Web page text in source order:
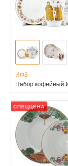
ИФЗ
Набор кофейный
СПЕЦЦЕНА